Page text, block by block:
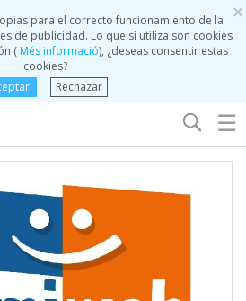
×
para el correcto funcionamiento de la
de publicidad. Lo que sí utiliza son cookies
(Més informació), ¿deseas consentir estas
cookies?
Rechazar
☰